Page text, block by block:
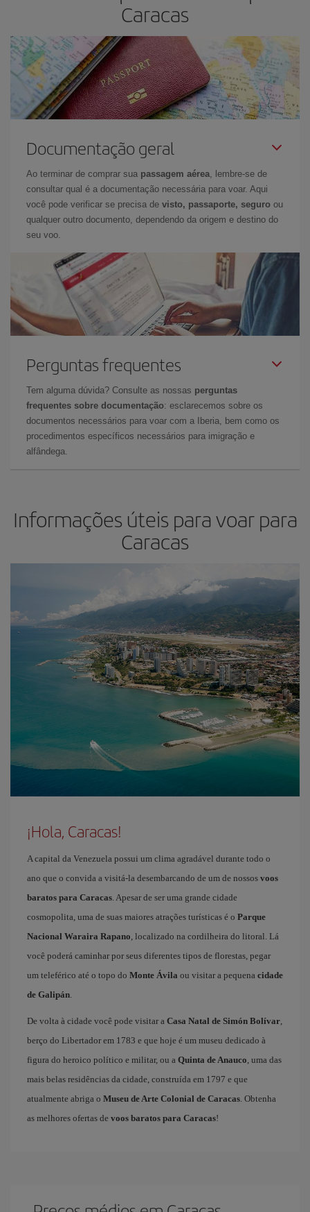
Caracas
Documentação geral
Ao terminar de comprar sua passagem aérea , lembre-se de
consultar qual é a documentação necessária para voar. Aqui
você pode verificar se precisa de visto, passaporte, seguro ou
qualquer outro documento, dependendo da origem e destino do
seu voo.
Perguntas frequentes
Tem alguma dúvida? Consulte as nossas perguntas
frequentes sobre documentação: esclarecemos sobre os
documentos necessários para voar com a Iberia, bem como os
procedimentos específicos necessários para imigração e
alfândega.
Informações úteis para voar para
Caracas
¡Hola, Caracas!
A capital da Venezuela possui um clima agradável durante todo o
ano que o convida a visitá-la desembarcando de um de nossos voos
baratos para Caracas . Apesar de ser uma grande cidade
cosmopolita, uma de suas maiores atrações turísticas é o Parque
Nacional Waraira Rapano , localizado na cordilheira do litoral. Lá
você poderá caminhar por seus diferentes tipos de florestas, pegar
um teleférico até o topo do Monte Ávila ou visitar a pequena cidade
de Galipán
De volta à cidade você pode visitar a Casa Natal de Simón Bolívar
berço do Libertador em 1783 e que hoje é um museu dedicado à
figura do heroico político e militar, ou a Quinta de Anauco , uma das
mais belas residências da cidade, construída em 1797 e que
atualmente abriga o Museu de Arte Colonial de Caracas . Obtenha
as melhores ofertas de voos baratos para Caracas!